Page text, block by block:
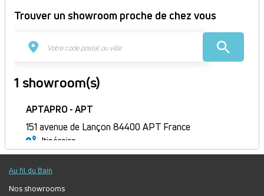
Trouver un showroom proche de chez vous
1 showroom(s)
APTAPRO - APT
151 avenue de Lançon 84400 APT France
Itinéraire
Jour
Plage
horaire
Lundi :
Mardi :
Au fil du Bain
Nos showrooms